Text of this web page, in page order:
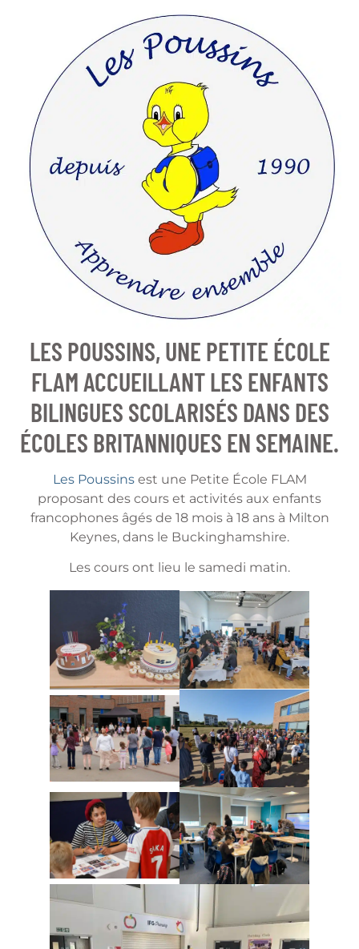
LES POUSSINS, UNE PETITE ÉCOLE
FLAM ACCUEILLANT LES ENFANTS
BILINGUES SCOLARISÉS DANS DES
ÉCOLES BRITANNIQUES EN SEMAINE.
Les Poussinsest une Petite École FLAM
proposant des cours et activités aux enfants
francophones âgés de 18 mois à 18 ans à Milton
Keynes, dans le Buckinghamshire.
Les cours ont lieu le samedi matin.